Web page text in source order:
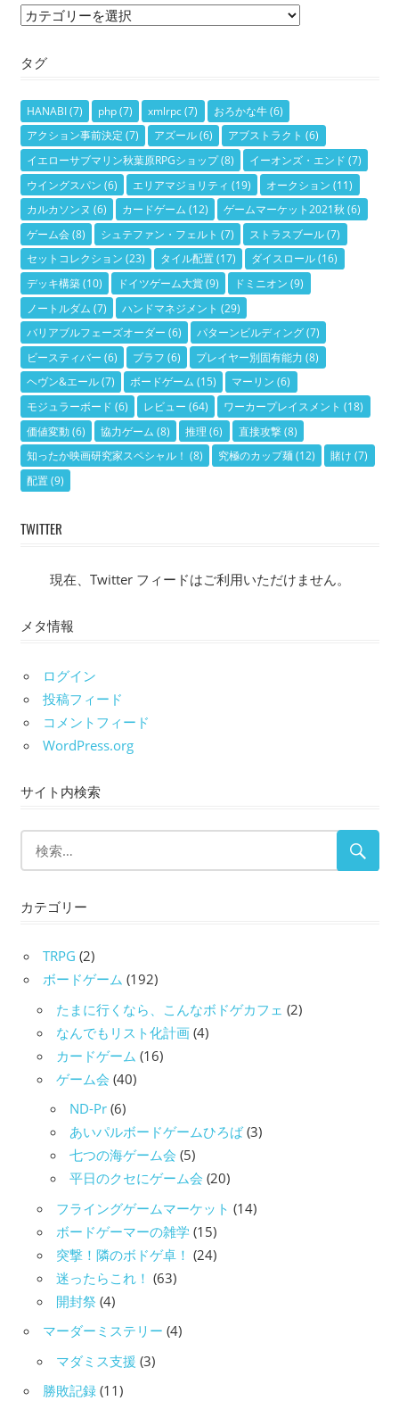
カ
ゴ
ー
タグ
HANABI(7) php(7) xmlrpc(7) おろかな牛(6)
アクション事前決定 (7) アズール(6) アブストラクト (6)
イエローサブマリン秋葉原RPGショップ(8) イーオンズ・エンド (7)
ウイングスパン (6) エリアマジョリティ (19) オークション (11)
カルカソンヌ (6) カードゲーム (12) ゲームマーケット2021秋 (6)
ゲーム会(8) シュテファン・フェルト (7) ストラスブール(7)
セットコレクション (23) タイル配置(17) ダイスロール(16)
デッキ構築(10) ドイツゲーム大賞(9) ドミニオン (9)
ノートルダム (7) ハンドマネジメント (29)
バリアブルフェーズオーダー (6) パターンビルディング(7)
ビースティバー (6) ブラフ (6) プレイヤー別固有能力 (8)
ヘヴン&エール(7) ボードゲーム (15) マーリン (6)
モジュラーボード (6) レビュー (64) ワーカープレイスメント (18)
価値変動(6) 協力ゲーム (8) 推理 (6) 直接攻撃(8)
知ったか映画研究家スペシャル！ (8) 究極のカップ麺(12) 賭け (7)
配置(9)
TWITTER
現在、Twitter フィードはご利用いただけません。
メタ情報
ログイン
投稿フィード
コメントフィード
WordPress.org
サイト内検索
カテゴリー
TRPG (2)
ボードゲーム (192)
たまに行くなら、こんなボドゲカフェ (2)
なんでもリスト化計画 (4)
カードゲーム (16)
ゲーム会 (40)
ND-Pr (6)
あいパルボードゲームひろば(3)
七つの海ゲーム会 (5)
平日のクセにゲーム会 (20)
フライングゲームマーケット (14)
ボードゲーマーの雑学 (15)
突撃！隣のボドゲ卓！ (24)
迷ったらこれ！ (63)
開封祭 (4)
マーダーミステリー (4)
マダミス支援 (3)
勝敗記録 (11)